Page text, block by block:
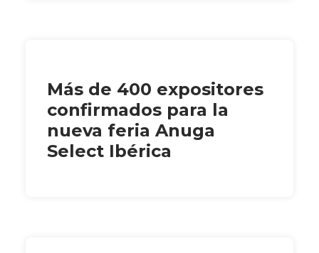
Más de 400 expositores
confirmados para la
nueva feria Anuga
Select Ibérica